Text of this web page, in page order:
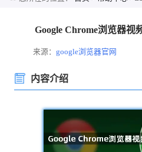
Google Chrome浏览器视
来源：google浏览器官网
内容介绍